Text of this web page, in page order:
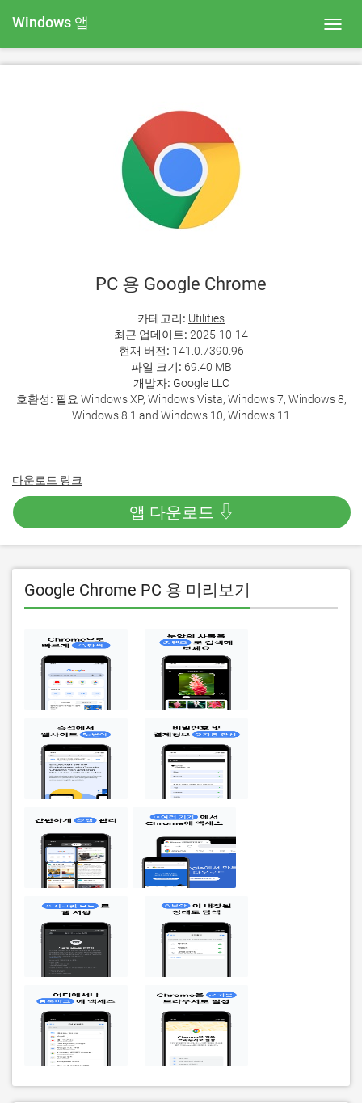
Windows 앱
PC 용 Google Chrome
카테고리: Utilities
최근 업데이트: 2025-10-14
현재 버전: 141.0.7390.96
파일 크기: 69.40 MB
개발자: Google LLC
호환성: 필요 Windows XP, Windows Vista, Windows 7, Windows 8,
Windows 8.1 and Windows 10, Windows 11
다운로드 링크
앱 다운로드 ⇩
Google Chrome PC 용 미리보기